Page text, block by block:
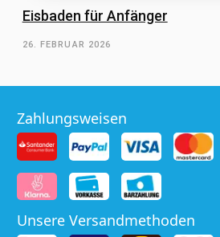
Eisbaden für Anfänger
26. FEBRUAR 2026
Zahlungsweisen
Unsere Versandmethoden